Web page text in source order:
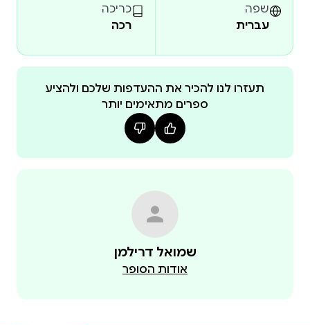
שפה
עברית
כריכה
רכה
תעזרו לנו להכיר את ההעדפות שלכם ולהציע
ספרים מתאימים יותר
שמואל דרילמן
אודות הסופר